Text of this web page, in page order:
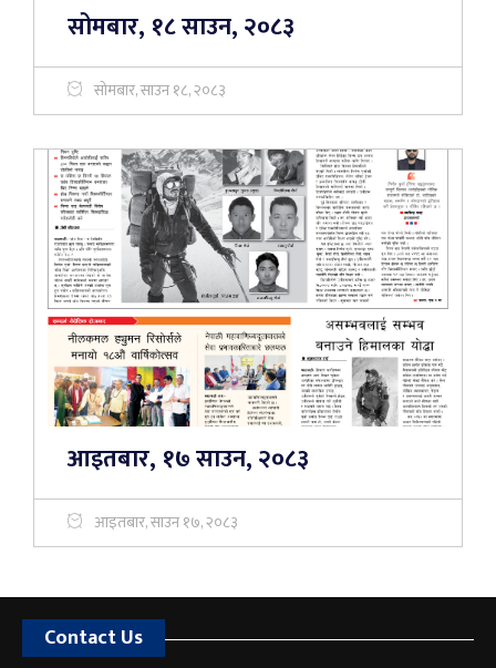
सोमबार, १८ साउन, २०८३
सोमबार, साउन १८, २०८३
आइतबार, १७ साउन, २०८३
आइतबार, साउन १७, २०८३
Contact Us